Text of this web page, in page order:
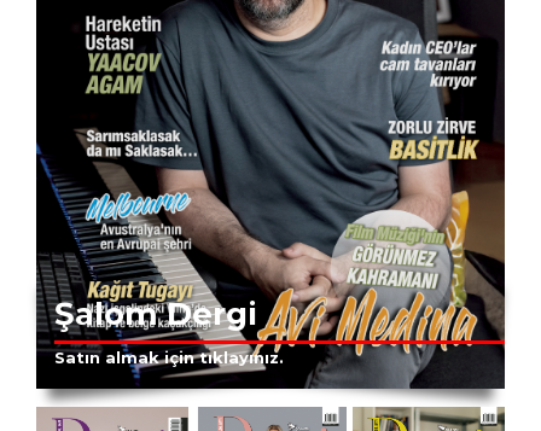
Şalom Dergi
Satın almak için tıklayınız.